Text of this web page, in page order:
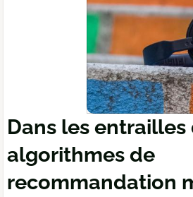
Dans les entrailles
algorithmes de
recommandation